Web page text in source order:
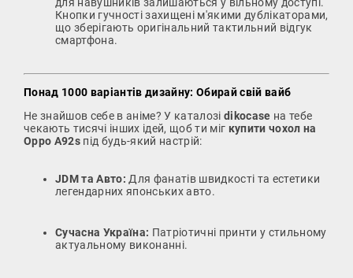
Кнопки гучності захищені м'якими дублікаторами,
що зберігають оригінальний тактильний відгук
смартфона.
Понад 1000 варіантів дизайну: Обирай свій вайб
Не знайшов себе в аніме? У каталозі dikocase на тебе
чекають тисячі інших ідей, щоб ти міг купити чохол на
Oppo A92s під будь-який настрій:
JDM та Авто: Для фанатів швидкості та естетики
легендарних японських авто.
Сучасна Україна: Патріотичні принти у стильному
актуальному виконанні.